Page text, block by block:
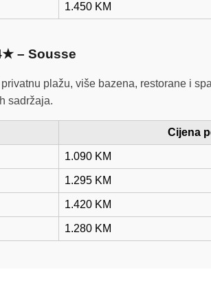
1.450 KM
– Sousse
plažu, više bazena, restorane i
sadržaja.
Cijena
1.090 KM
1.295 KM
1.420 KM
1.280 KM